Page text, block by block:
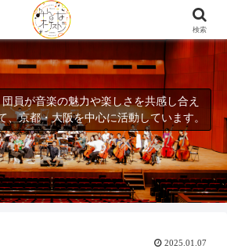
演奏会「オーケストラ解体新SHOW」開催♩
団員が音楽の魅力や楽しさを共感し合え
、京都・大阪を中心に活動しています。
2025.01.07
検索